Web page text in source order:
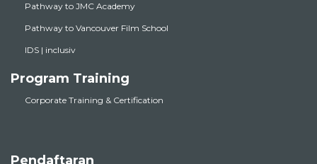
Pathway to JMC Academy
Pathway to Vancouver Film School
IDS | inclusiv
Program Training
Corporate Training & Certification
Pendaftaran